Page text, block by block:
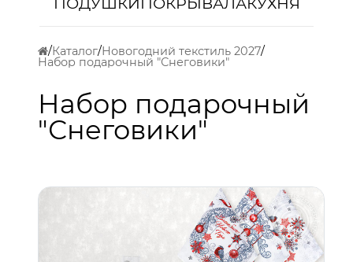
Каталог Новогодний текстиль 2027
Набор подарочный "Снеговики"
Набор подарочный
"Снеговики"